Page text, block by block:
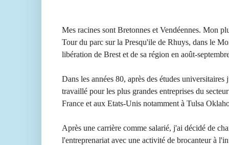
Mes racines sont Bretonnes et Vendéennes. Mon
Tour du parc sur la Presqu'ile de Rhuys, dans le
libération de Brest et de sa région en août-
Dans les années 80, après des études
travaillé pour les plus grandes entreprises du
France et aux Etats-Unis notamment à Tulsa
Après une carrière comme salarié, j'ai décidé de
l'entreprenariat avec une activité de brocanteur à